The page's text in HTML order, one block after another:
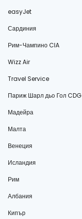
easyJet
Сардиния
Рим-Чампино CIA
Wizz Air
Travel Service
Париж Шарл дьо Гол CDG
Мадейра
Малта
Венеция
Исландия
Рим
Албания
Кипър